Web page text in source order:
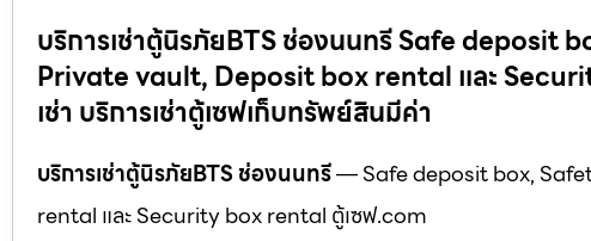
บริการเช่าตู้นิรภัยBTS ช่องนนทรี Safe
Private vault, Deposit box rental และ
เช่า บริการเช่าตู้เซฟเก็บทรัพย์สินมีค่า
บริการเช่าตู้นิรภัยBTS ช่องนนทรี— Safe deposit box,
rental และ Security box rental ตู้เซฟ.com